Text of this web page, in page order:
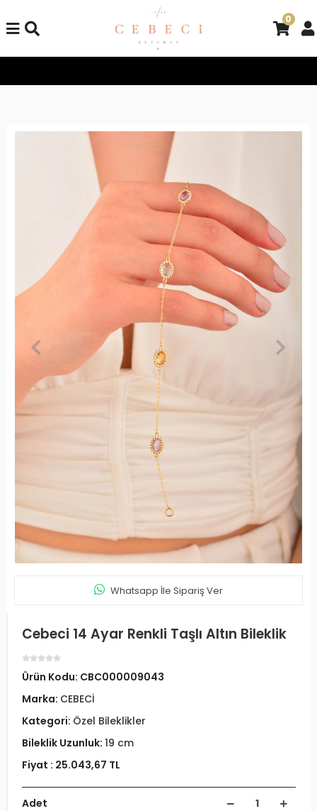
0
Whatsapp İle Sipariş Ver
Cebeci 14 Ayar Renkli Taşlı Altın Bileklik
Ürün Kodu: CBC000009043
Marka: CEBECİ
Kategori: Özel Bileklikler
Bileklik Uzunluk: 19 cm
Fiyat : 25.043,67 TL
Adet